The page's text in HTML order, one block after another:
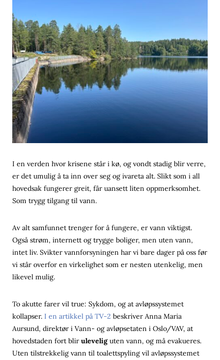
I en verden hvor krisene står i kø, og vondt stadig blir verre,
er det umulig å ta inn over seg og ivareta alt. Slikt som i all
hovedsak fungerer greit, får uansett liten oppmerksomhet.
Som trygg tilgang til vann.
Av alt samfunnet trenger for å fungere, er vann viktigst.
Også strøm, internett og trygge boliger, men uten vann,
intet liv. Svikter vannforsyningen har vi bare dager på oss før
vi står overfor en virkelighet som er nesten utenkelig, men
likevel mulig.
To akutte farer vil true: Sykdom, og at avløpssystemet
kollapser. I en artikkel på TV-2 beskriver Anna Maria
Aursund, direktør i Vann- og avløpsetaten i Oslo/VAV, at
hovedstaden fort blir uleveliguten vann, og må evakueres.
Uten tilstrekkelig vann til toalettspyling vil avløpssystemet